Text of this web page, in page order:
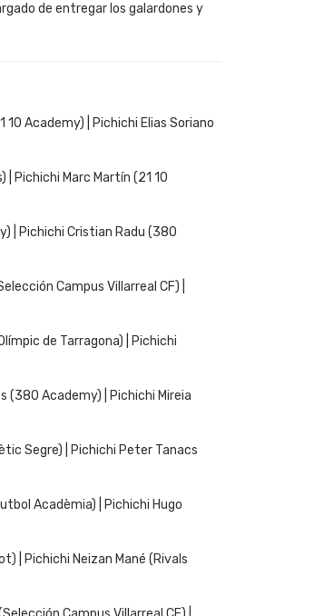
de entregar los galardones y
10 Academy) | Pichichi Elias Soriano
| Pichichi Marc Martín (21 10
| Pichichi Cristian Radu (380
Campus Villarreal CF) |
de Tarragona) | Pichichi
(380 Academy) | Pichichi Mireia
Segre) | Pichichi Peter Tanacs
Acadèmia) | Pichichi Hugo
| Pichichi Neizan Mané (Rivals